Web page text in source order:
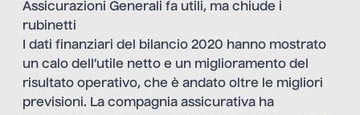
Assicurazioni Generali fa utili, ma chiude i
rubinetti
I dati finanziari del bilancio 2020 hanno mostrato
un calo dell’utile netto e un miglioramento del
risultato operativo, che è andato oltre le migliori
previsioni. La compagnia assicurativa ha